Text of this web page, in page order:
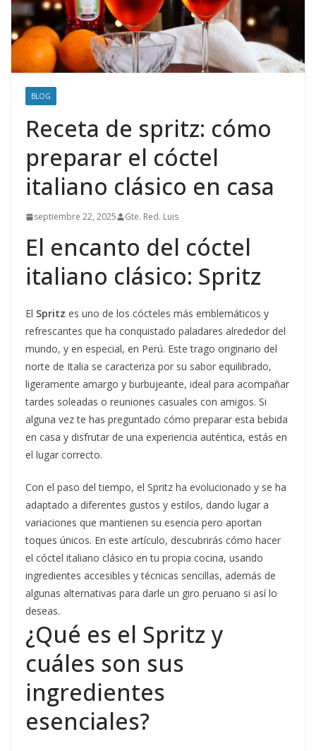
BLOG
Receta de spritz: cómo
preparar el cóctel
italiano clásico en casa
septiembre 22, 2025 Gte. Red. Luis
El encanto del cóctel
italiano clásico: Spritz
El Spritz es uno de los cócteles más emblemáticos y
refrescantes que ha conquistado paladares alrededor del
mundo, y en especial, en Perú. Este trago originario del
norte de Italia se caracteriza por su sabor equilibrado,
ligeramente amargo y burbujeante, ideal para acompañar
tardes soleadas o reuniones casuales con amigos. Si
alguna vez te has preguntado cómo preparar esta bebida
en casa y disfrutar de una experiencia auténtica, estás en
el lugar correcto.
Con el paso del tiempo, el Spritz ha evolucionado y se ha
adaptado a diferentes gustos y estilos, dando lugar a
variaciones que mantienen su esencia pero aportan
toques únicos. En este artículo, descubrirás cómo hacer
el cóctel italiano clásico en tu propia cocina, usando
ingredientes accesibles y técnicas sencillas, además de
algunas alternativas para darle un giro peruano si así lo
deseas.
¿Qué es el Spritz y
cuáles son sus
ingredientes
esenciales?